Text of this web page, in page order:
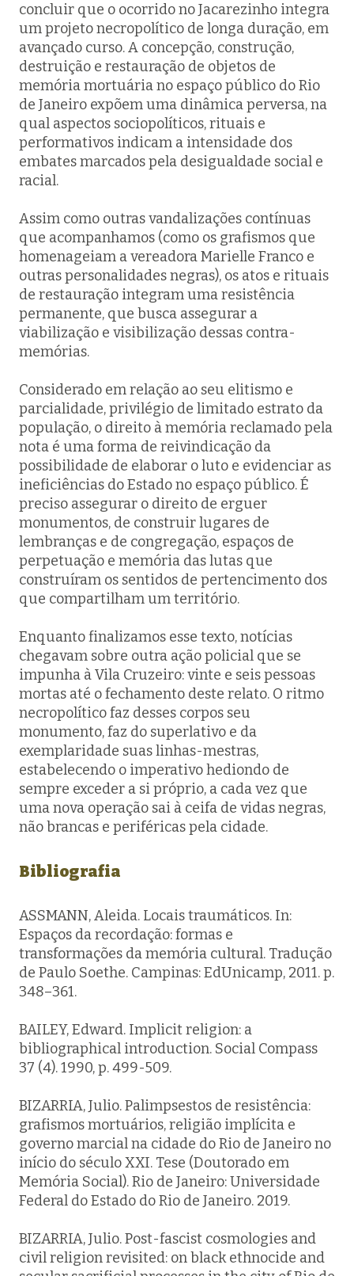
concluir que o ocorrido no Jacarezinho integra
um projeto necropolítico de longa duração, em
avançado curso. A concepção, construção,
destruição e restauração de objetos de
memória mortuária no espaço público do Rio
de Janeiro expõem uma dinâmica perversa, na
qual aspectos sociopolíticos, rituais e
performativos indicam a intensidade dos
embates marcados pela desigualdade social e
racial.
Assim como outras vandalizações contínuas
que acompanhamos (como os grafismos que
homenageiam a vereadora Marielle Franco e
outras personalidades negras), os atos e rituais
de restauração integram uma resistência
permanente, que busca assegurar a
viabilização e visibilização dessas contra-
memórias.
Considerado em relação ao seu elitismo e
parcialidade, privilégio de limitado estrato da
população, o direito à memória reclamado pela
nota é uma forma de reivindicação da
possibilidade de elaborar o luto e evidenciar as
ineficiências do Estado no espaço público. É
preciso assegurar o direito de erguer
monumentos, de construir lugares de
lembranças e de congregação, espaços de
perpetuação e memória das lutas que
construíram os sentidos de pertencimento dos
que compartilham um território.
Enquanto finalizamos esse texto, notícias
chegavam sobre outra ação policial que se
impunha à Vila Cruzeiro: vinte e seis pessoas
mortas até o fechamento deste relato. O ritmo
necropolítico faz desses corpos seu
monumento, faz do superlativo e da
exemplaridade suas linhas-mestras,
estabelecendo o imperativo hediondo de
sempre exceder a si próprio, a cada vez que
uma nova operação sai à ceifa de vidas negras,
não brancas e periféricas pela cidade.
Bibliografia
ASSMANN, Aleida. Locais traumáticos. In:
Espaços da recordação: formas e
transformações da memória cultural. Tradução
de Paulo Soethe. Campinas: EdUnicamp, 2011. p.
348–361.
BAILEY, Edward. Implicit religion: a
bibliographical introduction. Social Compass
37 (4). 1990, p. 499-509.
BIZARRIA, Julio.Palimpsestos de resistência:
grafismos mortuários, religião implícita e
governo marcial na cidade do Rio de Janeiro no
início do século XXI. Tese (Doutorado em
Memória Social). Rio de Janeiro: Universidade
Federal do Estado do Rio de Janeiro. 2019.
BIZARRIA, Julio. Post-fascist cosmologies and
civil religion revisited: on black ethnocide and